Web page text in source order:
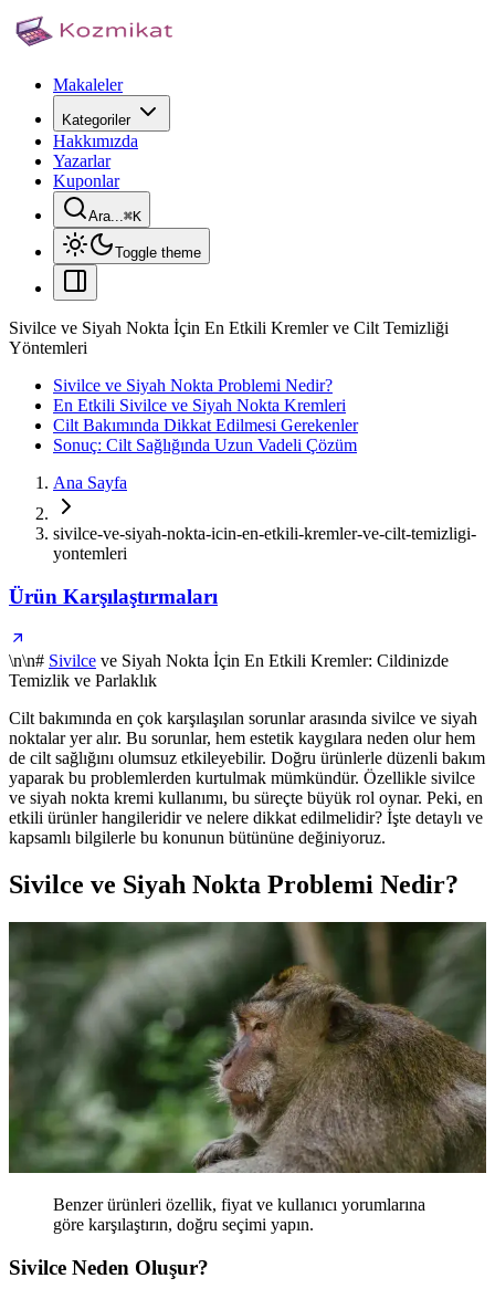
Makaleler
Kategoriler
Hakkımızda
Yazarlar
Kuponlar
Ara...⌘K
Toggle theme
Sivilce ve Siyah Nokta İçin En Etkili Kremler ve Cilt Temizliği
Yöntemleri
Sivilce ve Siyah Nokta Problemi Nedir?
En Etkili Sivilce ve Siyah Nokta Kremleri
Cilt Bakımında Dikkat Edilmesi Gerekenler
Sonuç: Cilt Sağlığında Uzun Vadeli Çözüm
Ana Sayfa
sivilce-ve-siyah-nokta-icin-en-etkili-kremler-ve-cilt-temizligi-
yontemleri
Ürün Karşılaştırmaları
\n\n# Sivilce ve Siyah Nokta İçin En Etkili Kremler: Cildinizde
Temizlik ve Parlaklık
Cilt bakımında en çok karşılaşılan sorunlar arasında sivilce ve siyah
noktalar yer alır. Bu sorunlar, hem estetik kaygılara neden olur hem
de cilt sağlığını olumsuz etkileyebilir. Doğru ürünlerle düzenli bakım
yaparak bu problemlerden kurtulmak mümkündür. Özellikle sivilce
ve siyah nokta kremi kullanımı, bu süreçte büyük rol oynar. Peki, en
etkili ürünler hangileridir ve nelere dikkat edilmelidir? İşte detaylı ve
kapsamlı bilgilerle bu konunun bütününe değiniyoruz.
Sivilce ve Siyah Nokta Problemi Nedir?
Benzer ürünleri özellik, fiyat ve kullanıcı yorumlarına
göre karşılaştırın, doğru seçimi yapın.
Sivilce Neden Oluşur?